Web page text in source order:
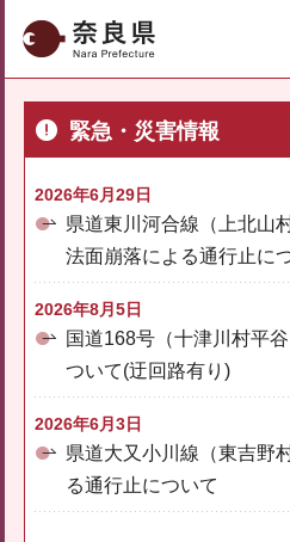
奈良県
緊急・災害情報
2026年6月29日
県道東川河合線（上北山
法面崩落による通行止に
2026年8月5日
国道168号（十津川村平
ついて(迂回路有り)
2026年6月3日
県道大又小川線（東吉野
る通行止について